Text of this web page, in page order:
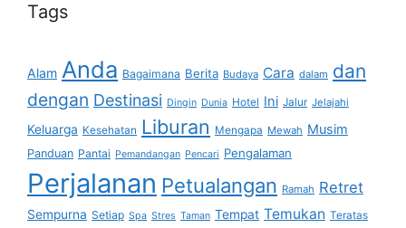
Tags
Alam Anda Bagaimana Berita Budaya Cara dalam dan
dengan Destinasi Dingin Dunia Hotel Ini Jalur Jelajahi
Keluarga Kesehatan Liburan Mengapa Mewah Musim
Panduan Pantai Pemandangan Pencari Pengalaman
Perjalanan Petualangan Ramah Retret
Sempurna Setiap Spa Stres Taman Tempat Temukan Teratas